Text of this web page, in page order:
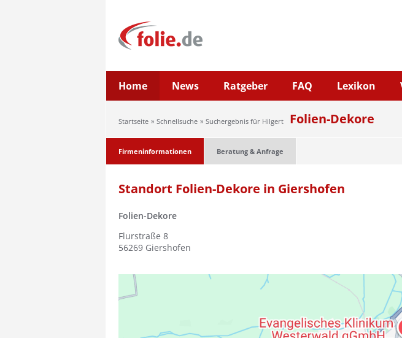
Home News Ratgeber FAQ Lexikon
Startseite Schnellsuche Suchergebnis für Hilgert Folien-Dekore
Firmeninformationen Beratung & Anfrage
Standort Folien-Dekore in Giershofen
Folien-Dekore
Flurstraße 8
56269 Giershofen